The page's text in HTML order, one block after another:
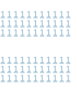
1 1 1 1 1 1 1 1 1 1 1
1 1 1 1 1 1 1 1 1 1 1
1 1 1 1 1 1 1 1 1 1 1
1 1 1 1 1 1 1 1 1 1 1
1 1 1 1 1 1 1 1 1 1 1
1 1 1 1 1 1 1 1 1 1 1